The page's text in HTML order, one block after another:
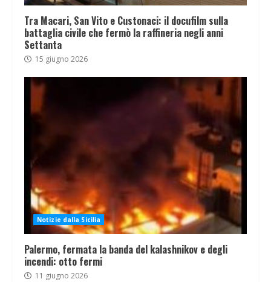
Tra Macari, San Vito e Custonaci: il docufilm sulla
battaglia civile che fermò la raffineria negli anni
Settanta
15 giugno 2026
Notizie dalla Sicilia
Palermo, fermata la banda del kalashnikov e degli
incendi: otto fermi
11 giugno 2026